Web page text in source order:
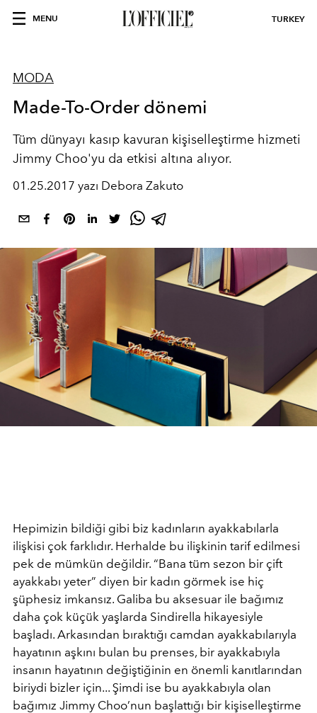
MENU TURKEY
MODA
Made-To-Order dönemi
Tüm dünyayı kasıp kavuran kişiselleştirme hizmeti
Jimmy Choo'yu da etkisi altına alıyor.
01.25.2017 yazı Debora Zakuto
Hepimizin bildiği gibi biz kadınların ayakkabılarla
ilişkisi çok farklıdır. Herhalde bu ilişkinin tarif edilmesi
pek de mümkün değildir. “Bana tüm sezon bir çift
ayakkabı yeter” diyen bir kadın görmek ise hiç
şüphesiz imkansız. Galiba bu aksesuar ile bağımız
daha çok küçük yaşlarda Sindirella hikayesiyle
başladı. Arkasından bıraktığı camdan ayakkabılarıyla
hayatının aşkını bulan bu prenses, bir ayakkabıyla
insanın hayatının değiştiğinin en önemli kanıtlarından
biriydi bizler için... Şimdi ise bu ayakkabıyla olan
bağımız Jimmy Choo’nun başlattığı bir kişiselleştirme